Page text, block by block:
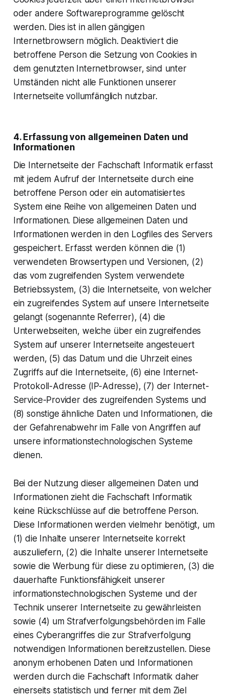
oder andere Softwareprogramme gelöscht
werden. Dies ist in allen gängigen
Internetbrowsern möglich. Deaktiviert die
betroffene Person die Setzung von Cookies in
dem genutzten Internetbrowser, sind unter
Umständen nicht alle Funktionen unserer
Internetseite vollumfänglich nutzbar.
4. Erfassung von allgemeinen Daten und
Informationen
Die Internetseite der Fachschaft Informatik erfasst
mit jedem Aufruf der Internetseite durch eine
betroffene Person oder ein automatisiertes
System eine Reihe von allgemeinen Daten und
Informationen. Diese allgemeinen Daten und
Informationen werden in den Logfiles des Servers
gespeichert. Erfasst werden können die (1)
verwendeten Browsertypen und Versionen, (2)
das vom zugreifenden System verwendete
Betriebssystem, (3) die Internetseite, von welcher
ein zugreifendes System auf unsere Internetseite
gelangt (sogenannte Referrer), (4) die
Unterwebseiten, welche über ein zugreifendes
System auf unserer Internetseite angesteuert
werden, (5) das Datum und die Uhrzeit eines
Zugriffs auf die Internetseite, (6) eine Internet-
Protokoll-Adresse (IP-Adresse), (7) der Internet-
Service-Provider des zugreifenden Systems und
(8) sonstige ähnliche Daten und Informationen, die
der Gefahrenabwehr im Falle von Angriffen auf
unsere informationstechnologischen Systeme
dienen.
Bei der Nutzung dieser allgemeinen Daten und
Informationen zieht die Fachschaft Informatik
keine Rückschlüsse auf die betroffene Person.
Diese Informationen werden vielmehr benötigt, um
(1) die Inhalte unserer Internetseite korrekt
auszuliefern, (2) die Inhalte unserer Internetseite
sowie die Werbung für diese zu optimieren, (3) die
dauerhafte Funktionsfähigkeit unserer
informationstechnologischen Systeme und der
Technik unserer Internetseite zu gewährleisten
sowie (4) um Strafverfolgungsbehörden im Falle
eines Cyberangriffes die zur Strafverfolgung
notwendigen Informationen bereitzustellen. Diese
anonym erhobenen Daten und Informationen
werden durch die Fachschaft Informatik daher
einerseits statistisch und ferner mit dem Ziel